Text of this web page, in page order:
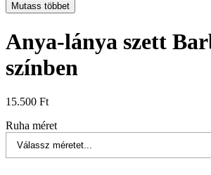
Mutass többet
Anya-lánya szett
színben
15.500 Ft
Ruha méret